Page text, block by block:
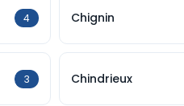
4 Chignin
3 Chindrieux